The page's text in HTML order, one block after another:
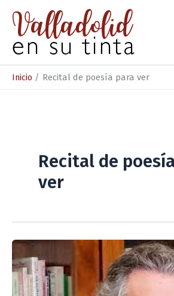
contenido
Inicio Recital de poesía para ver
Recital de
ver